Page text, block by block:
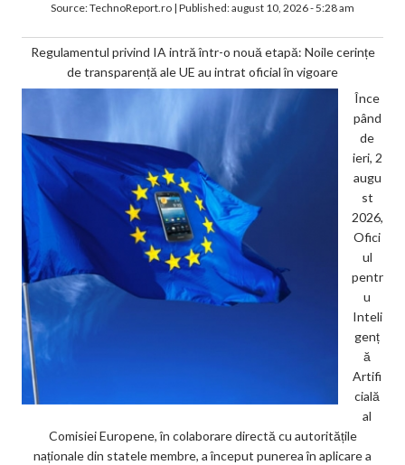
Source:TechnoReport.ro | Published:august 10, 2026 - 5:28 am
Regulamentul privind IA intră într-o nouă etapă: Noile cerințe
de transparență ale UE au intrat oficial în vigoare
Înce
pând
de
ieri, 2
augu
st
2026,
Ofici
ul
pentr
u
Inteli
genț
ă
Artifi
cială
al
Comisiei Europene, în colaborare directă cu autoritățile
naționale din statele membre, a început punerea în aplicare a